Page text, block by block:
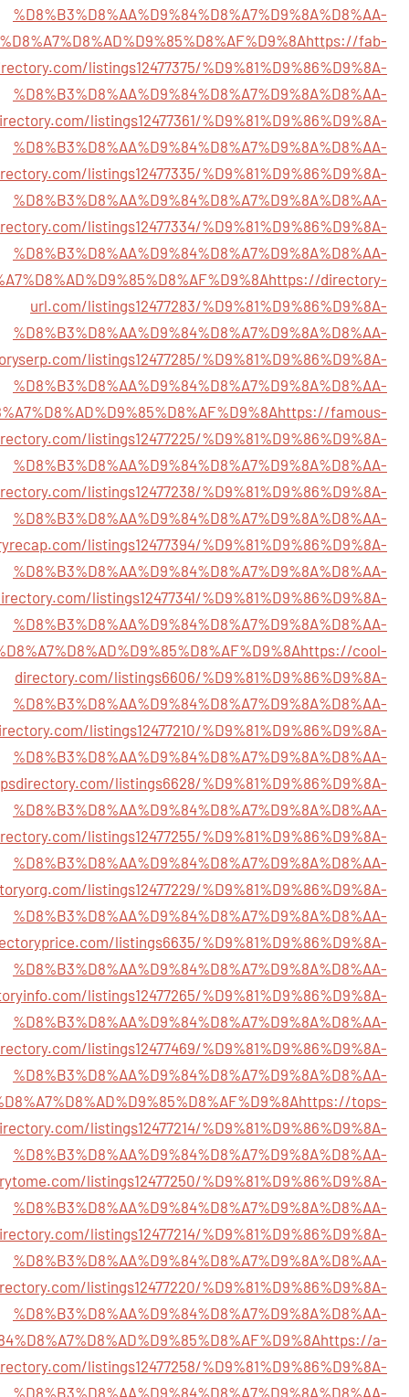
%D8%B3%D8%AA%D9%84%D8%A7%D9%8A%D8%AA-
https://fab-
listings12477375/%D9%81%D9%86%D9%8A-
%D8%B3%D8%AA%D9%84%D8%A7%D9%8A%D8%AA-
listings12477361/%D9%81%D9%86%D9%8A-
%D8%B3%D8%AA%D9%84%D8%A7%D9%8A%D8%AA-
listings12477335/%D9%81%D9%86%D9%8A-
%D8%B3%D8%AA%D9%84%D8%A7%D9%8A%D8%AA-
listings12477334/%D9%81%D9%86%D9%8A-
%D8%B3%D8%AA%D9%84%D8%A7%D9%8A%D8%AA-
https://directory-
url.com/listings12477283/%D9%81%D9%86%D9%8A-
%D8%B3%D8%AA%D9%84%D8%A7%D9%8A%D8%AA-
listings12477285/%D9%81%D9%86%D9%8A-
%D8%B3%D8%AA%D9%84%D8%A7%D9%8A%D8%AA-
https://famous-
listings12477225/%D9%81%D9%86%D9%8A-
%D8%B3%D8%AA%D9%84%D8%A7%D9%8A%D8%AA-
listings12477238/%D9%81%D9%86%D9%8A-
%D8%B3%D8%AA%D9%84%D8%A7%D9%8A%D8%AA-
listings12477394/%D9%81%D9%86%D9%8A-
%D8%B3%D8%AA%D9%84%D8%A7%D9%8A%D8%AA-
listings12477341/%D9%81%D9%86%D9%8A-
%D8%B3%D8%AA%D9%84%D8%A7%D9%8A%D8%AA-
https://cool-
directory.com/listings6606/%D9%81%D9%86%D9%8A-
%D8%B3%D8%AA%D9%84%D8%A7%D9%8A%D8%AA-
listings12477210/%D9%81%D9%86%D9%8A-
%D8%B3%D8%AA%D9%84%D8%A7%D9%8A%D8%AA-
listings6628/%D9%81%D9%86%D9%8A-
%D8%B3%D8%AA%D9%84%D8%A7%D9%8A%D8%AA-
listings12477255/%D9%81%D9%86%D9%8A-
%D8%B3%D8%AA%D9%84%D8%A7%D9%8A%D8%AA-
listings12477229/%D9%81%D9%86%D9%8A-
%D8%B3%D8%AA%D9%84%D8%A7%D9%8A%D8%AA-
listings6635/%D9%81%D9%86%D9%8A-
%D8%B3%D8%AA%D9%84%D8%A7%D9%8A%D8%AA-
listings12477265/%D9%81%D9%86%D9%8A-
%D8%B3%D8%AA%D9%84%D8%A7%D9%8A%D8%AA-
listings12477469/%D9%81%D9%86%D9%8A-
%D8%B3%D8%AA%D9%84%D8%A7%D9%8A%D8%AA-
https://tops-
listings12477214/%D9%81%D9%86%D9%8A-
%D8%B3%D8%AA%D9%84%D8%A7%D9%8A%D8%AA-
listings12477250/%D9%81%D9%86%D9%8A-
%D8%B3%D8%AA%D9%84%D8%A7%D9%8A%D8%AA-
listings12477214/%D9%81%D9%86%D9%8A-
%D8%B3%D8%AA%D9%84%D8%A7%D9%8A%D8%AA-
listings12477220/%D9%81%D9%86%D9%8A-
%D8%B3%D8%AA%D9%84%D8%A7%D9%8A%D8%AA-
https://a-
listings12477258/%D9%81%D9%86%D9%8A-
%D8%B3%D8%AA%D9%84%D8%A7%D9%8A%D8%AA-